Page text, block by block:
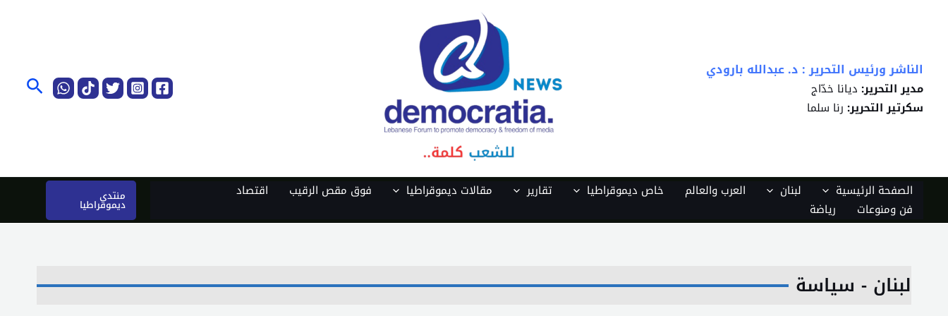
الناشر ورئيس التحرير : د. عبدالله بارودي
مدير التحرير: ديانا خدّاج
سكرتير التحرير: رنا سلما
الصفحة الرئيسية لبنان العرب والعالم خاص ديموقراطيا تقارير مقالات ديموقراطيا فوق مقص الرقيب
اقتصاد
فن ومنوعات
رياضة
منتدى
ديموقراطيا
لبنان - سياسة